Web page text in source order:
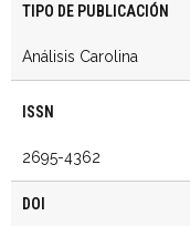
TIPO DE PUBLICACIÓN
Análisis Carolina
ISSN
2695-4362
DOI